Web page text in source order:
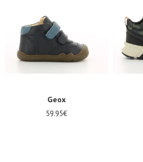
Geox
59.95€